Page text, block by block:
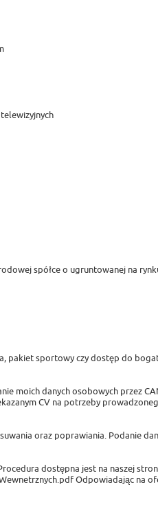
spółce o ugruntowanej na
pakiet sportowy czy dostęp do
moich danych osobowych przez
CV na potrzeby
oraz poprawiania. Podanie
dostępna jest na naszej
Odpowiadając na